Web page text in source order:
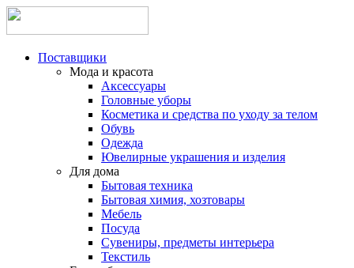
Поставщики
Мода и красота
Аксессуары
Головные уборы
Косметика и средства по уходу за телом
Обувь
Одежда
Ювелирные украшения и изделия
Для дома
Бытовая техника
Бытовая химия, хозтовары
Мебель
Посуда
Сувениры, предметы интерьера
Текстиль